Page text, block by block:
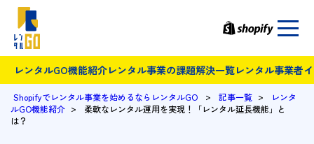
レンタルGO機能紹介レンタル事業の課題解決一覧レンタル事業者
Shopifyでレンタル事業を始めるならレンタルGO > 記事一覧 >
レンタ
ルGO機能紹介 >
柔軟なレンタル運用を実現！「レンタル延長機能」と
は？